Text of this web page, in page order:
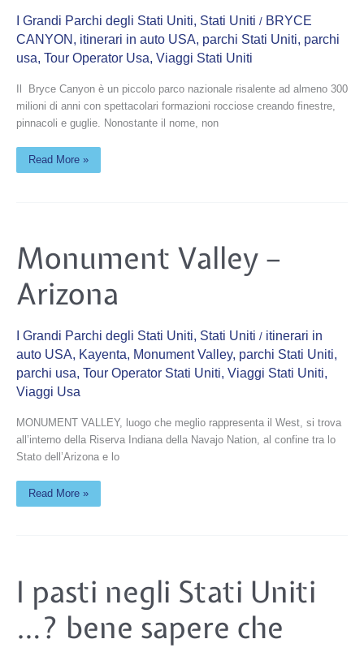
I Grandi Parchi degli Stati Uniti, Stati Uniti / BRYCE
CANYON , itinerari in auto USA, parchi Stati Uniti, parchi
usa, Tour Operator Usa, Viaggi Stati Uniti
Il Bryce Canyon è un piccolo parco nazionale risalente ad almeno 300
milioni di anni con spettacolari formazioni rocciose creando finestre,
pinnacoli e guglie. Nonostante il nome, non
Read More »
Monument Valley –
Arizona
I Grandi Parchi degli Stati Uniti, Stati Uniti / itinerari in
auto USA, Kayenta, Monument Valley, parchi Stati Uniti,
parchi usa, Tour Operator Stati Uniti, Viaggi Stati Uniti,
Viaggi Usa
MONUMENT VALLEY, luogo che meglio rappresenta il West, si trova
all’interno della Riserva Indiana della Navajo Nation, al confine tra lo
Stato dell’Arizona e lo
Monument
Valley
–
Arizona
Read More »
I pasti negli Stati Uniti
…? bene sapere che
pasti
negli
Stati
Uniti
bene